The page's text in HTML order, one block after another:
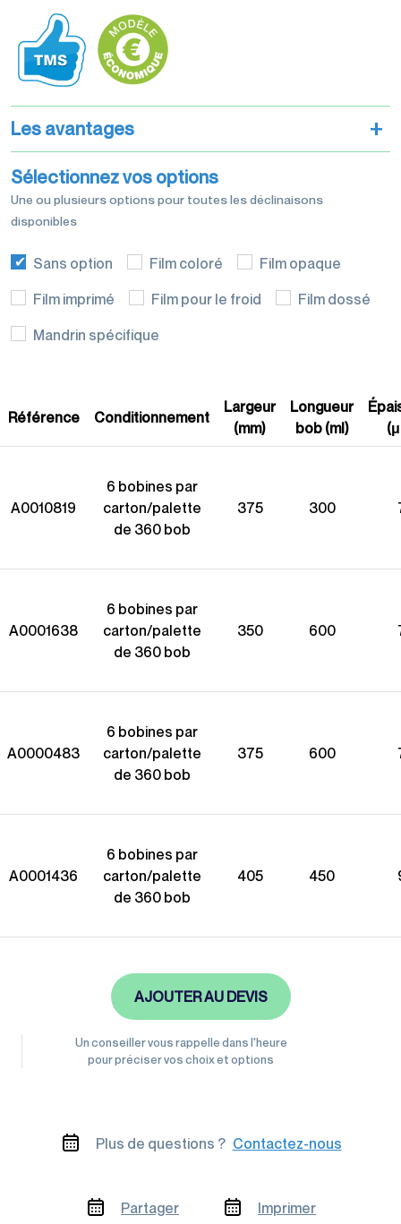
Films de
conditionnement
Gamme éco-
responsable
Les avantages +
Sélectionnez vos options
Une ou plusieurs options pour toutes les déclinaisons
disponibles
Sans option Film coloré
Film opaque
Film imprimé
Film pour le froid
Film dossé
Mandrin spécifique
Référence Conditionnement
Largeur
(mm)
Longueur
bob (ml)
A0010819
6 bobines par
carton/palette
de 360 bob
375 300
A0001638
6 bobines par
carton/palette
de 360 bob
350 600
A0000483
6 bobines par
carton/palette
de 360 bob
375 600
A0001436
6 bobines par
carton/palette
de 360 bob
405 450
AJOUTER AU DEVIS
Un conseiller vous rappelle dans l'heure
pour préciser vos choix et options
Plus de questions ? Contactez-nous
Partager Imprimer